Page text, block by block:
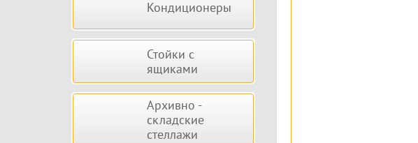
Кондиционеры
Стойки с
ящиками
Архивно -
складские
стеллажи